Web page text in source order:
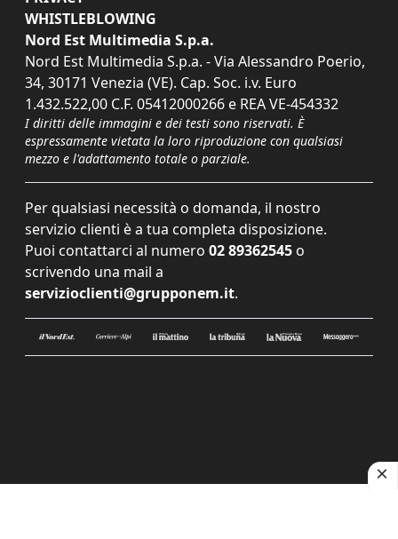
WHISTLEBLOWING
Nord Est Multimedia S.p.a.
Nord Est Multimedia S.p.a. - Via Alessandro Poerio,
34, 30171 Venezia (VE). Cap. Soc. i.v. Euro
1.432.522,00 C.F. 05412000266 e REA VE-454332
I diritti delle immagini e dei testi sono riservati. È
espressamente vietata la loro riproduzione con qualsiasi
mezzo e l'adattamento totale o parziale.
Per qualsiasi necessità o domanda, il nostro
servizio clienti è a tua completa disposizione.
Puoi contattarci al numero 02 89362545 o
scrivendo una mail a
servizioclienti@grupponem.it.